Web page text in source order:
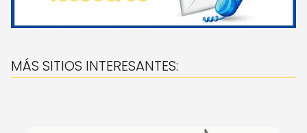
MÁS SITIOS INTERESANTES: